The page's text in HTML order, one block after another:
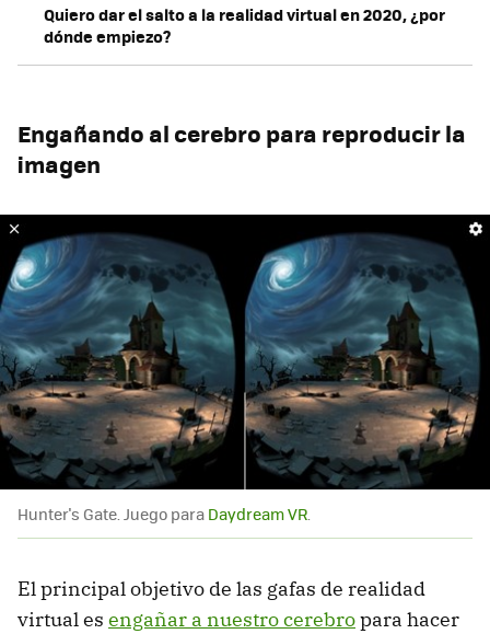
Quiero dar el salto a la realidad virtual en 2020, ¿por
dónde empiezo?
Engañando al cerebro para reproducir la
imagen
Hunter's Gate. Juego para Daydream VR.
El principal objetivo de las gafas de realidad
virtual es engañar a nuestro cerebropara hacer